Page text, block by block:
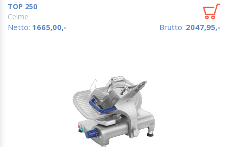
TOP 250
Celme
Netto: 1665,00,- Brutto: 2047,95,-